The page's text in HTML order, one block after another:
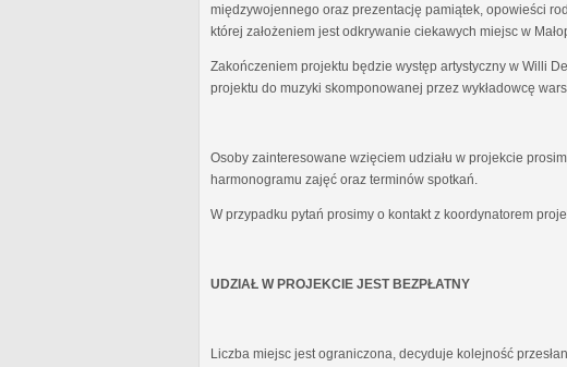
międzywojennego oraz prezentację pamiątek, opowieści
której założeniem jest odkrywanie ciekawych miejsc w
Zakończeniem projektu będzie występ artystyczny w Willi
projektu do muzyki skomponowanej przez wykładowcę
Osoby zainteresowane wzięciem udziału w projekcie
harmonogramu zajęć oraz terminów spotkań.
W przypadku pytań prosimy o kontakt z koordynatorem
UDZIAŁ W PROJEKCIE JEST BEZPŁATNY
Liczba miejsc jest ograniczona, decyduje kolejność